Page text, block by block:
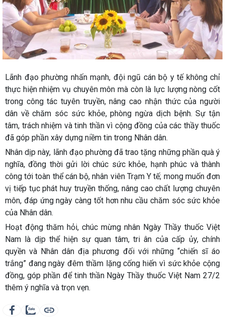
Lãnh đạo phường nhấn mạnh, đội ngũ cán bộ y tế không chỉ
thực hiện nhiệm vụ chuyên môn mà còn là lực lượng nòng cốt
trong công tác tuyên truyền, nâng cao nhận thức của người
dân về chăm sóc sức khỏe, phòng ngừa dịch bệnh. Sự tận
tâm, trách nhiệm và tinh thần vì cộng đồng của các thầy thuốc
đã góp phần xây dựng niềm tin trong Nhân dân.
Nhân dịp này, lãnh đạo phường đã trao tặng những phần quà ý
nghĩa, đồng thời gửi lời chúc sức khỏe, hạnh phúc và thành
công tới toàn thể cán bộ, nhân viên Trạm Y tế; mong muốn đơn
vị tiếp tục phát huy truyền thống, nâng cao chất lượng chuyên
môn, đáp ứng ngày càng tốt hơn nhu cầu chăm sóc sức khỏe
của Nhân dân.
Hoạt động thăm hỏi, chúc mừng nhân Ngày Thầy thuốc Việt
Nam là dịp thể hiện sự quan tâm, tri ân của cấp ủy, chính
quyền và Nhân dân địa phương đối với những “chiến sĩ áo
trắng” đang ngày đêm thầm lặng cống hiến vì sức khỏe cộng
đồng, góp phần để tinh thần Ngày Thầy thuốc Việt Nam 27/2
thêm ý nghĩa và trọn vẹn.